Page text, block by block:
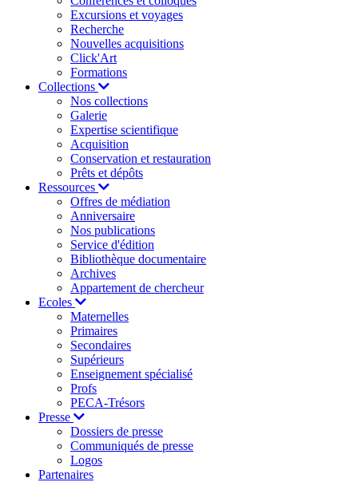
Excursions et voyages
Recherche
Nouvelles acquisitions
Click'Art
Formations
Collections
Nos collections
Galerie
Expertise scientifique
Acquisition
Conservation et restauration
Prêts et dépôts
Ressources
Offres de médiation
Anniversaire
Nos publications
Service d'édition
Bibliothèque documentaire
Archives
Appartement de chercheur
Ecoles
Maternelles
Primaires
Secondaires
Supérieurs
Enseignement spécialisé
Profs
PECA-Trésors
Presse
Dossiers de presse
Communiqués de presse
Logos
Partenaires